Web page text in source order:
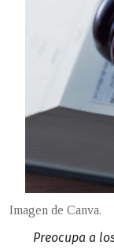
Imagen de Canva.
Preocupa a